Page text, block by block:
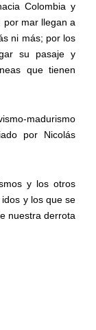
Colombia y
por mar llegan a
ni más; por los
su pasaje y
que tienen
madurismo
por Nicolás
y los otros
y los que se
nuestra derrota